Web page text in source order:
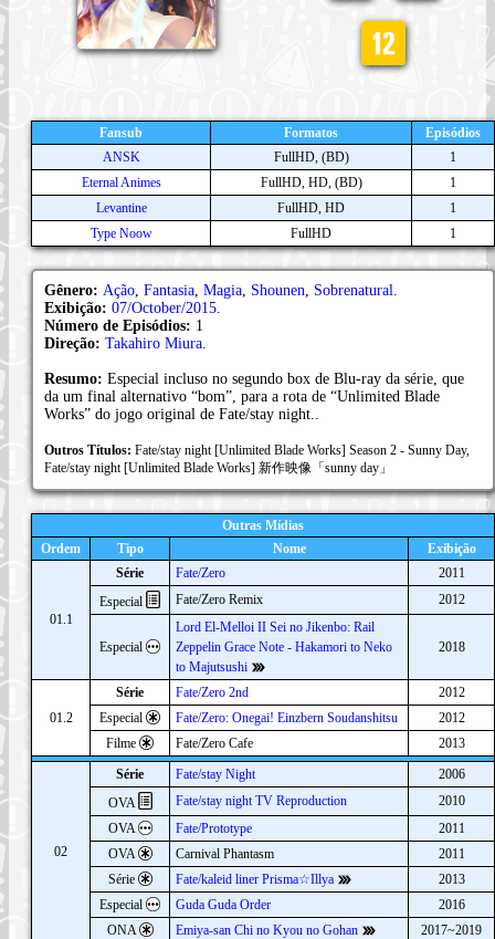
Fansub Formatos
Episódios
ANSK
FullHD, (BD)
1
Eternal Animes
FullHD, HD, (BD)
1
Levantine
FullHD, HD
1
Type Noow
FullHD 1
Gênero: Ação Fantasia Magia Shounen Sobrenatural
Exibição: 07/October/2015
Número de Episódios: 1
Direção: Takahiro Miura
Resumo: Especial incluso no segundo box de Blu-ray da série, que
da um final alternativo “bom”, para a rota de “Unlimited Blade
Works” do jogo original de Fate/stay night..
Outros Títulos: Fate/stay night [Unlimited Blade Works] Season 2 - Sunny Day,
Fate/stay night [Unlimited Blade Works] 新作映像「sunny day」
Outras Mídias
Ordem
Tipo Nome Exibição
01.1
Série Fate/Zero
2011
Especial
Fate/Zero Remix 2012
Especial
Lord El-Melloi II Sei no Jikenbo: Rail
Zeppelin Grace Note - Hakamori to Neko
to Majutsushi
2018
01.2
Série Fate/Zero 2nd
2012
Especial
Fate/Zero: Onegai! Einzbern Soudanshitsu
2012
Filme
Fate/Zero Cafe 2013
02
Série Fate/stay Night
2006
OVA
Fate/stay night TV Reproduction
2010
OVA
Fate/Prototype
2011
OVA
Carnival Phantasm
2011
Série
Fate/kaleid liner Prisma☆Illya
2013
Especial
Guda Guda Order
2016
ONA
Emiya-san Chi no Kyou no Gohan 2017~2019